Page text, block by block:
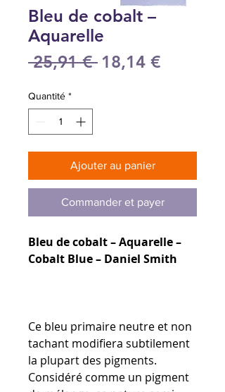
Bleu de cobalt –
Aquarelle
25,91 € Prix
18,14 €
Quantité *
Ajouter au panier
Commander et payer
Bleu de cobalt – Aquarelle –
Cobalt Blue – Daniel Smith
Ce bleu primaire neutre et non
tachant modifiera subtilement
la plupart des pigments.
Considéré comme un pigment